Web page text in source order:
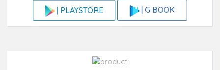
| PLAYSTORE | G BOOK